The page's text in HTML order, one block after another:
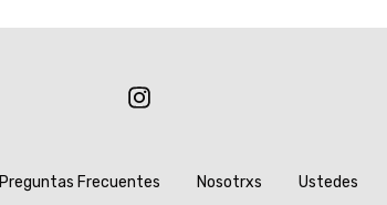
Preguntas Frecuentes Nosotrxs Ustedes